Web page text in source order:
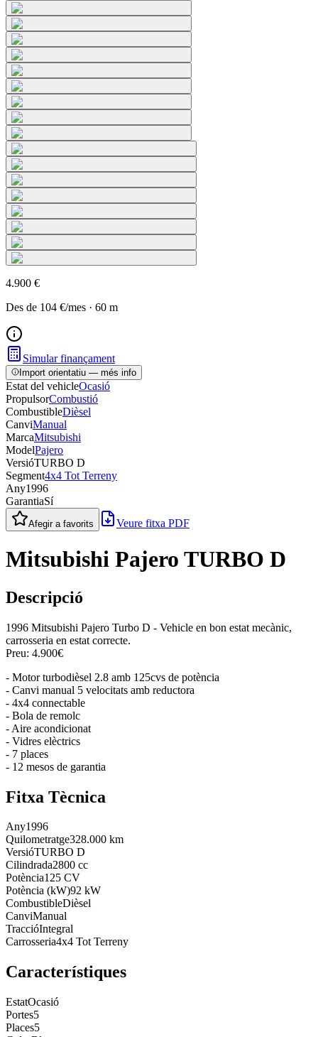
4.900 €
Des de 104 €/mes · 60 m
Simular finançament
Import orientatiu — més info
Estat del vehicleOcasió
PropulsorCombustió
CombustibleDièsel
CanviManual
MarcaMitsubishi
ModelPajero
VersióTURBO D
Segment4x4 Tot Terreny
Any1996
GarantiaSí
Afegir a favorits Veure fitxa PDF
Mitsubishi Pajero TURBO D
Descripció
1996 Mitsubishi Pajero Turbo D - Vehicle en bon estat mecànic,
carrosseria en estat correcte.
Preu: 4.900€
- Motor turbodièsel 2.8 amb 125cvs de potència
- Canvi manual 5 velocitats amb reductora
- 4x4 connectable
- Bola de remolc
- Aire acondicionat
- Vidres elèctrics
- 7 places
- 12 mesos de garantia
Fitxa Tècnica
Any1996
Quilometratge328.000 km
VersióTURBO D
Cilindrada2800 cc
Potència125 CV
Potència (kW)92 kW
CombustibleDièsel
CanviManual
TraccióIntegral
Carrosseria4x4 Tot Terreny
Característiques
EstatOcasió
Portes5
Places5